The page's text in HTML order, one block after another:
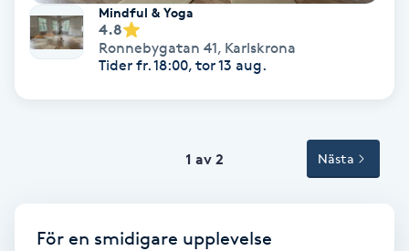
Tuina-massage
Tatuering
Mindful & Yoga
4.8
Ronnebygatan 41, Karlskrona
Tider fr. 18:00, tor 13 aug.
1 av 2 Nästa
För en smidigare upplevelse